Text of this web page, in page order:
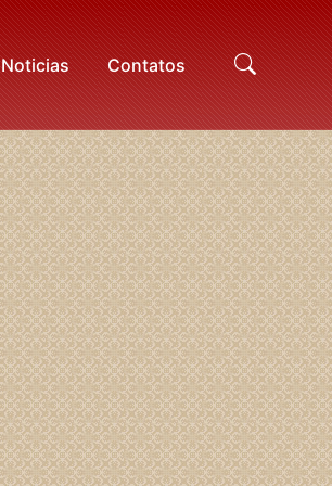
Noticias Contatos